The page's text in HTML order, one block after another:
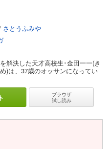
さとうふみや
解決した天才高校生･金田一一(き
)は、37歳のオッサンになってい
ブラウザ
試し読み